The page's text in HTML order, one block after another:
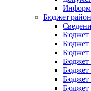
Бюджет
Бюджет
Бюджет
Бюджет
Бюджет
Бюджет
Бюджет
Бюджет